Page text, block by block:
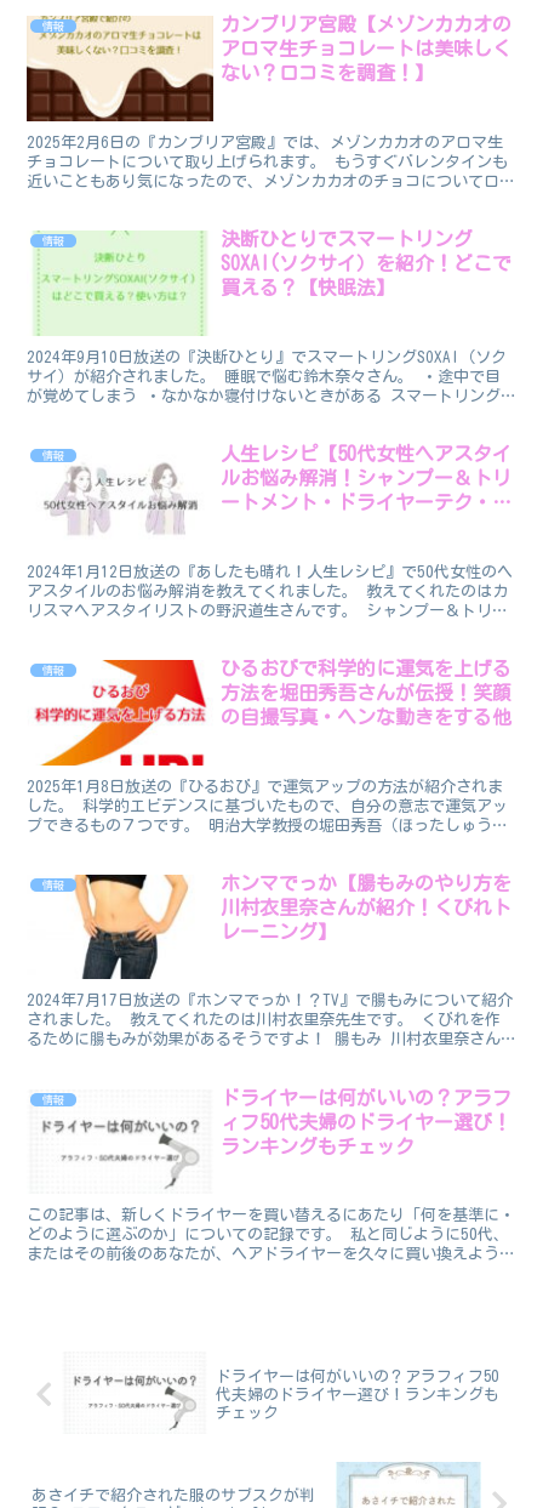
情報
カンブリア宮殿【メゾンカカオの
アロマ生チョコレートは美味しく
ない？口コミを調査！】
2025年2月6日の『カンブリア宮殿』では、メゾンカカオのアロマ生
チョコレートについて取り上げられます。 もうすぐバレンタインも
近いこともあり気になったので、メゾンカカオのチョコについて口コ
情報
決断ひとりでスマートリング
SOXAI(ソクサイ）を紹介！どこで
買える？【快眠法】
2024年9月10日放送の『決断ひとり』でスマートリングSOXAI（ソク
サイ）が紹介されました。 睡眠で悩む鈴木奈々さん。 ・途中で目
が覚めてしまう ・なかなか寝付けないときがある スマートリング
情報
人生レシピ【50代女性ヘアスタイ
ルお悩み解消！シャンプー＆トリ
ートメント・ドライヤーテク・ブ
2024年1月12日放送の『あしたも晴れ！人生レシピ』で50代女性のヘ
アスタイルのお悩み解消を教えてくれました。 教えてくれたのはカ
リスマヘアスタイリストの野沢道生さんです。 シャンプー＆トリー
情報
ひるおびで科学的に運気を上げる
方法を堀田秀吾さんが伝授！笑顔
の自撮写真・ヘンな動きをする他
2025年1月8日放送の『ひるおび』で運気アップの方法が紹介されま
した。 科学的エビデンスに基づいたもので、自分の意志で運気アッ
プできるもの７つです。 明治大学教授の堀田秀吾（ほったしゅう
情報
ホンマでっか【腸もみのやり方を
川村衣里奈さんが紹介！くびれト
レーニング】
2024年7月17日放送の『ホンマでっか！？TV』で腸もみについて紹介
されました。 教えてくれたのは川村衣里奈先生です。 くびれを作
るために腸もみが効果があるそうですよ！ 腸もみ 川村衣里奈さん
情報
ドライヤーは何がいいの？アラフ
ィフ50代夫婦のドライヤー選び！
ランキングもチェック
この記事は、新しくドライヤーを買い替えるにあたり「何を基準に・
どのように選ぶのか」についての記録です。 私と同じように50代、
またはその前後のあなたが、ヘアドライヤーを久々に買い換えようと
ドライヤーは何がいいの？アラフィフ50
代夫婦のドライヤー選び！ランキングも
チェック
あさイチで紹介された服のサブスクが判